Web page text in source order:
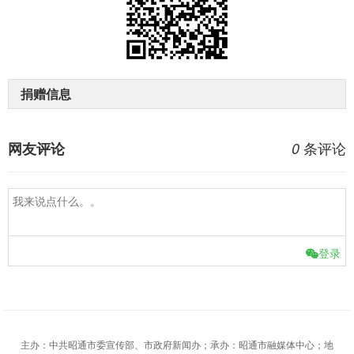
捐赠信息
0 条评论
网友评论
登录
址：昭通市昭阳区北部新区朱提大道昭通广电中心；Copyright © 2017-